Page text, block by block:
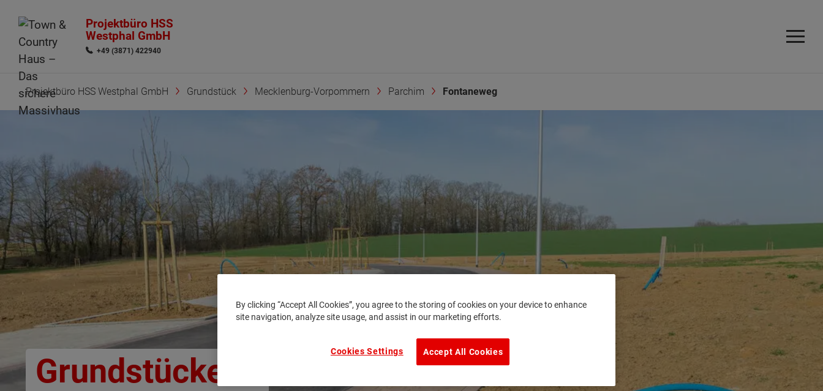
Projektbüro HSS
Westphal GmbH
+49 (3871) 422940
Projektbüro HSS Westphal GmbH Grundstück Mecklenburg-Vorpommern Parchim Fontaneweg
Grundstücke in
By clicking “Accept All Cookies”, you agree to the storing of cookies on your device to enhance
site navigation, analyze site usage, and assist in our marketing efforts.
Accept All Cookies
Cookies Settings